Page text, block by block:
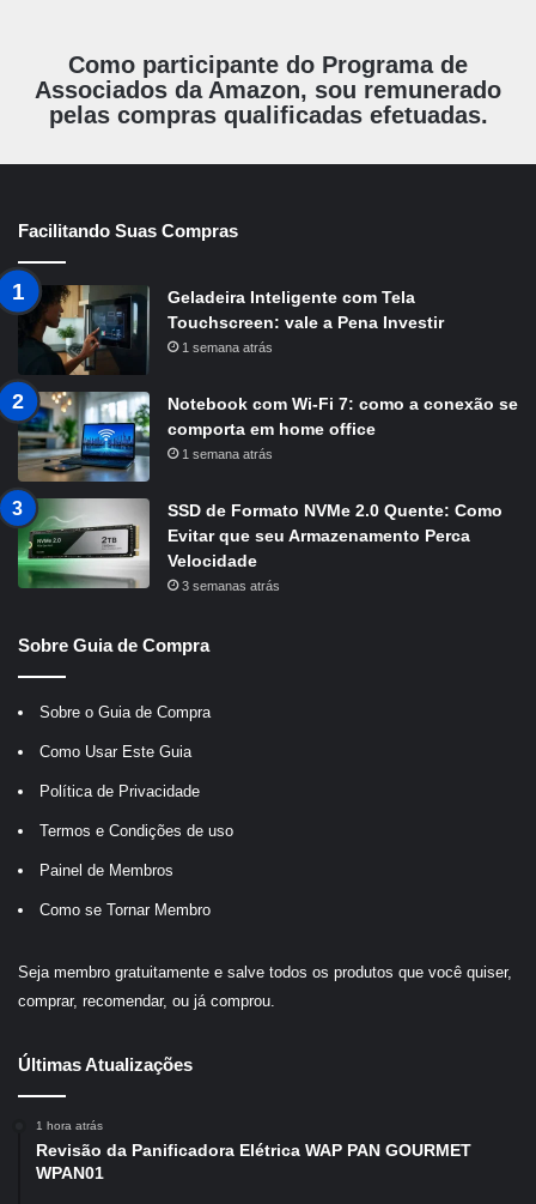
Como participante do Programa de
Associados da Amazon, sou remunerado
pelas compras qualificadas efetuadas.
Facilitando Suas Compras
Geladeira Inteligente com Tela
Touchscreen: vale a Pena Investir
1 semana atrás
Notebook com Wi-Fi 7: como a conexão se
comporta em home office
1 semana atrás
SSD de Formato NVMe 2.0 Quente: Como
Evitar que seu Armazenamento Perca
Velocidade
3 semanas atrás
Sobre Guia de Compra
Sobre o Guia de Compra
Como Usar Este Guia
Política de Privacidade
Termos e Condições de uso
Painel de Membros
Como se Tornar Membro
Seja membro gratuitamente e salve todos os produtos que você quiser,
comprar, recomendar, ou já comprou.
Últimas Atualizações
1 hora atrás
Revisão da Panificadora Elétrica WAP PAN GOURMET
WPAN01